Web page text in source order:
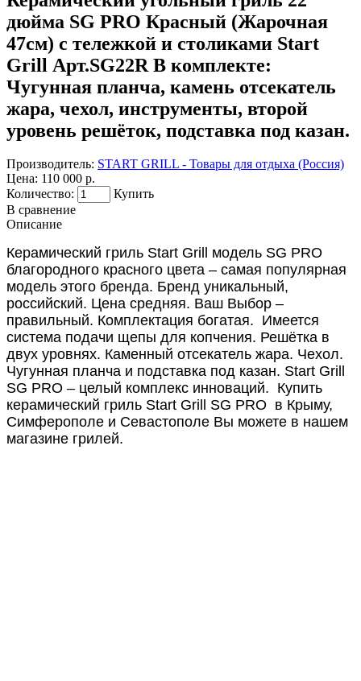
дюйма SG PRO Красный (Жарочная
47см) с тележкой и столиками Start
Grill Арт.SG22R В комплекте:
Чугунная планча, камень отсекатель
жара, чехол, инструменты, второй
уровень решёток, подставка под казан.
Производитель: START GRILL - Товары для отдыха (Россия)
Цена: 110 000 р.
Количество:
Купить
В сравнение
Описание
Керамический гриль Start Grill модель SG PRO
благородного красного цвета – самая популярная
модель этого бренда. Бренд уникальный,
российский. Цена средняя. Ваш Выбор –
правильный. Комплектация богатая. Имеется
система подачи щепы для копчения. Решётка в
двух уровнях. Каменный отсекатель жара. Чехол.
Чугунная планча и подставка под казан. Start Grill
SG PRO – целый комплекс инноваций. Купить
керамический гриль Start Grill SG PRO в Крыму,
Симферополе и Севастополе Вы можете в нашем
магазине грилей.